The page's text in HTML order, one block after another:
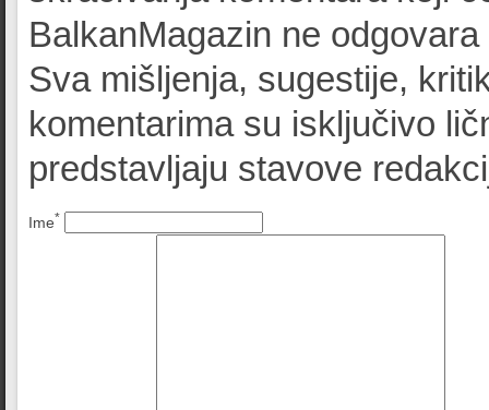
BalkanMagazin ne
Sva mišljenja, sugestije,
komentarima su isključivo
predstavljaju stavove
Ime*